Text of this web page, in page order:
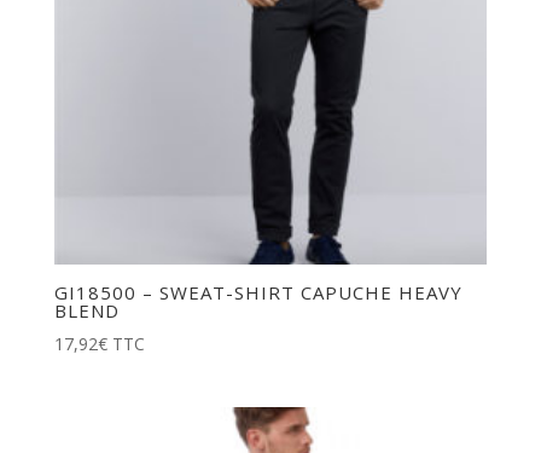
GI18500 – SWEAT-SHIRT CAPUCHE HEAVY
BLEND
17,92€ TTC